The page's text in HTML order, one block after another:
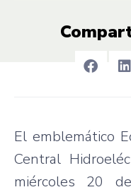
El emblemático
Central
miércoles 20